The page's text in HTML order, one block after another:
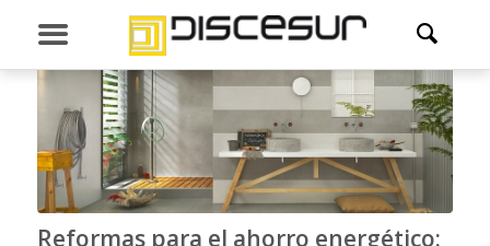
Reformas para el ahorro energético: